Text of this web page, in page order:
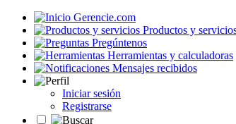
Gerencie.com
Productos y
Pregúntenos
Herramientas y calculadoras
Mensajes recibidos
Iniciar sesión
Registrarse